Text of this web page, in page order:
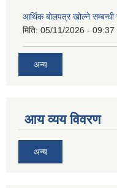
आर्थिक बोलपत्र खोल्ने
मिति: 05/11/2026 - 09:37
अन्य
आय व्यय विवरण
अन्य